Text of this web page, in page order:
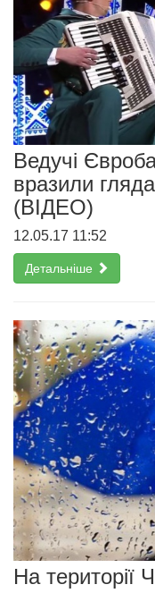
Ведучі
вразили
(ВІДЕО)
12.05.17 11:52
Детальніше
На території